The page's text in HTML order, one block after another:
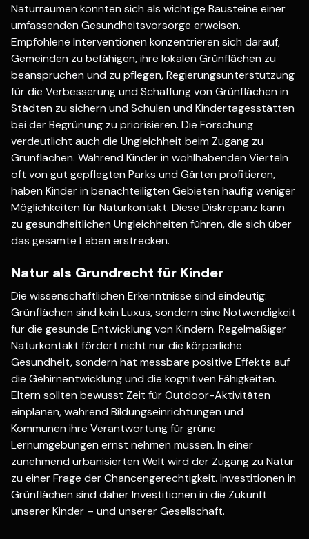
Naturräumen könnten sich als wichtige Bausteine einer
umfassenden Gesundheitsvorsorge erweisen.
Empfohlene Interventionen konzentrieren sich darauf,
Gemeinden zu befähigen, ihre lokalen Grünflächen zu
beanspruchen und zu pflegen, Regierungsunterstützung
für die Verbesserung und Schaffung von Grünflächen in
Städten zu sichern und Schulen und Kindertagesstätten
bei der Begrünung zu priorisieren. Die Forschung
verdeutlicht auch die Ungleichheit beim Zugang zu
Grünflächen. Während Kinder in wohlhabenden Vierteln
oft von gut gepflegten Parks und Gärten profitieren,
haben Kinder in benachteiligten Gebieten häufig weniger
Möglichkeiten für Naturkontakt. Diese Diskrepanz kann
zu gesundheitlichen Ungleichheiten führen, die sich über
das gesamte Leben erstrecken.
Natur als Grundrecht für Kinder
Die wissenschaftlichen Erkenntnisse sind eindeutig:
Grünflächen sind kein Luxus, sondern eine Notwendigkeit
für die gesunde Entwicklung von Kindern. Regelmäßiger
Naturkontakt fördert nicht nur die körperliche
Gesundheit, sondern hat messbare positive Effekte auf
die Gehirnentwicklung und die kognitiven Fähigkeiten.
Eltern sollten bewusst Zeit für Outdoor-Aktivitäten
einplanen, während Bildungseinrichtungen und
Kommunen ihre Verantwortung für grüne
Lernumgebungen ernst nehmen müssen. In einer
zunehmend urbanisierten Welt wird der Zugang zu Natur
zu einer Frage der Chancengerechtigkeit. Investitionen in
Grünflächen sind daher Investitionen in die Zukunft
unserer Kinder – und unserer Gesellschaft.